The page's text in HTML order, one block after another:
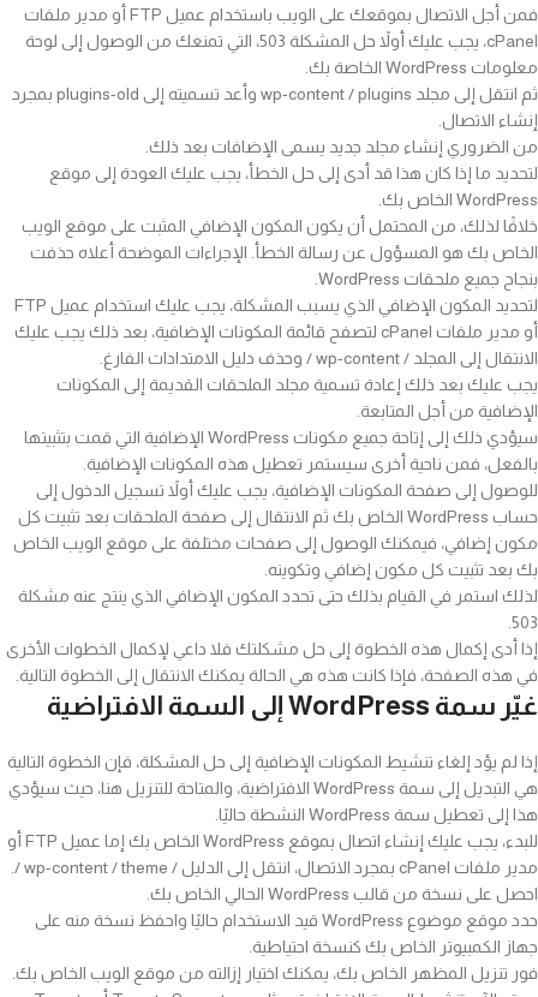
فمن أجل الاتصال بموقعك على الويب باستخدام عميل FTP أو مدير ملفات
cPanel، يجب عليك أولاً حل المشكلة 503، التي تمنعك من الوصول إلى لوحة
معلومات WordPress الخاصة بك.
ثم انتقل إلى مجلد wp-content / plugins وأعد تسميته إلى plugins-old بمجرد
إنشاء الاتصال.
من الضروري إنشاء مجلد جديد يسمى الإضافات بعد ذلك.
لتحديد ما إذا كان هذا قد أدى إلى حل الخطأ، يجب عليك العودة إلى موقع
WordPress الخاص بك.
خلافًا لذلك، من المحتمل أن يكون المكون الإضافي المثبت على موقع الويب
الخاص بك هو المسؤول عن رسالة الخطأ. الإجراءات الموضحة أعلاه حذفت
بنجاح جميع ملحقات WordPress.
لتحديد المكون الإضافي الذي يسبب المشكلة، يجب عليك استخدام عميل FTP
أو مدير ملفات cPanel لتصفح قائمة المكونات الإضافية، بعد ذلك يجب عليك
الانتقال إلى المجلد / wp-content / وحذف دليل الامتدادات الفارغ.
يجب عليك بعد ذلك إعادة تسمية مجلد الملحقات القديمة إلى المكونات
الإضافية من أجل المتابعة.
سيؤدي ذلك إلى إتاحة جميع مكونات WordPress الإضافية التي قمت بتثبيتها
بالفعل، فمن ناحية أخرى سيستمر تعطيل هذه المكونات الإضافية.
للوصول إلى صفحة المكونات الإضافية، يجب عليك أولاً تسجيل الدخول إلى
حساب WordPress الخاص بك ثم الانتقال إلى صفحة الملحقات بعد تثبيت كل
مكون إضافي، فيمكنك الوصول إلى صفحات مختلفة على موقع الويب الخاص
بك بعد تثبيت كل مكون إضافي وتكوينه.
لذلك استمر في القيام بذلك حتى تحدد المكون الإضافي الذي ينتج عنه مشكلة
503.
إذا أدى إكمال هذه الخطوة إلى حل مشكلتك فلا داعي لإكمال الخطوات الأخرى
في هذه الصفحة، فإذا كانت هذه هي الحالة يمكنك الانتقال إلى الخطوة التالية.
غيّر سمة WordPress إلى السمة الافتراضية
إذا لم يؤد إلغاء تنشيط المكونات الإضافية إلى حل المشكلة، فإن الخطوة التالية
هي التبديل إلى سمة WordPress الافتراضية، والمتاحة للتنزيل هنا، حيث سيؤدي
هذا إلى تعطيل سمة WordPress النشطة حاليًا.
للبدء، يجب عليك إنشاء اتصال بموقع WordPress الخاص بك إما عميل FTP أو
مدير ملفات cPanel بمجرد الاتصال، انتقل إلى الدليل / wp-content / theme /.
احصل على نسخة من قالب WordPress الحالي الخاص بك.
حدد موقع موضوع WordPress قيد الاستخدام حاليًا واحفظ نسخة منه على
جهاز الكمبيوتر الخاص بك كنسخة احتياطية.
فور تنزيل المظهر الخاص بك، يمكنك اختيار إزالته من موقع الويب الخاص بك.